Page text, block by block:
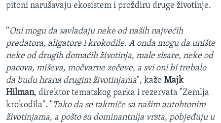
pitoni narušavaju ekosistem i proždiru druge životinje.
“Oni mogu da savladaju neke od naših najvećih
predatora, aligatore i krokodile. A onda mogu da unište
neke od drugih domaćih životinja, male sisare, neke od
pacova, miševa, močvarne zečeve, a svi oni bi trebalo
da budu hrana drugim životinjama", kaže Majk
Hilman, direktor tematskog parka i rezervata "Zemlja
krokodila". "Tako da se takmiče sa našim autohtonim
životinjama, a pošto su dominantnija vrsta, pobjeđuju u